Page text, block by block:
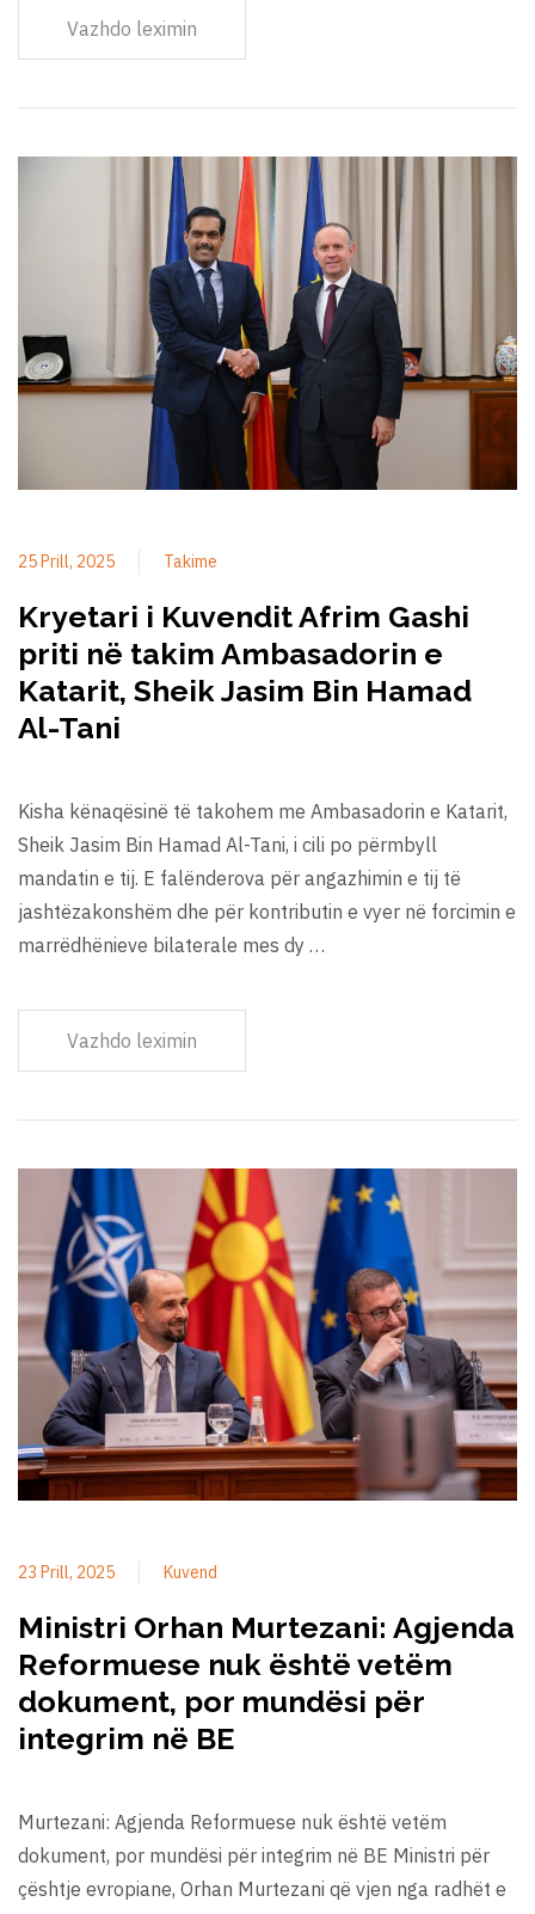
Vazhdo leximin
25 Prill, 2025 Takime
Kryetari i Kuvendit Afrim Gashi
priti në takim Ambasadorin e
Katarit, Sheik Jasim Bin Hamad
Al-Tani
Kisha kënaqësinë të takohem me Ambasadorin e Katarit,
Sheik Jasim Bin Hamad Al-Tani, i cili po përmbyll
mandatin e tij. E falënderova për angazhimin e tij të
jashtëzakonshëm dhe për kontributin e vyer në forcimin e
marrëdhënieve bilaterale mes dy …
Vazhdo leximin
23 Prill, 2025 Kuvend
Ministri Orhan Murtezani: Agjenda
Reformuese nuk është vetëm
dokument, por mundësi për
integrim në BE
Murtezani: Agjenda Reformuese nuk është vetëm
dokument, por mundësi për integrim në BE Ministri për
çështje evropiane, Orhan Murtezani që vjen nga radhët e